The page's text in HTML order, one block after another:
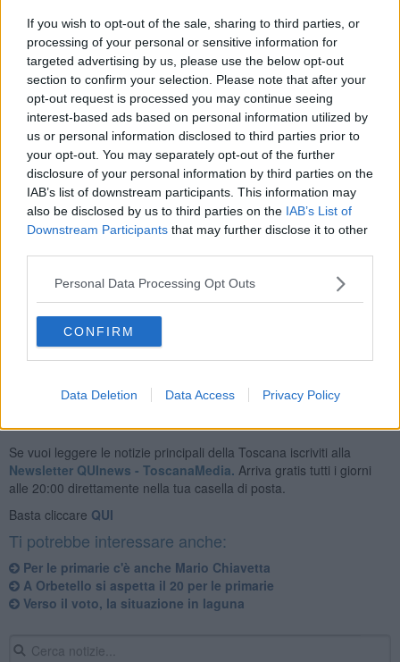
If you wish to opt-out of the sale, sharing to third parties, or
processing of your personal or sensitive information for
targeted advertising by us, please use the below opt-out
section to confirm your selection. Please note that after your
opt-out request is processed you may continue seeing
interest-based ads based on personal information utilized by
us or personal information disclosed to third parties prior to
your opt-out. You may separately opt-out of the further
disclosure of your personal information by third parties on the
IAB’s list of downstream participants. This information may
also be disclosed by us to third parties on the IAB’s List of
Downstream Participants that may further disclose it to other
Personal Data Processing Opt Outs
CONFIRM
Data Deletion Data Access Privacy Policy
ORBETELLO —Lalista a 5 Stelledi Orbetello si va delineando e
entro la metà del mese di marzo dovrebbe essere avviato il
processo di certificazione da parte del direttivo nazionale del
Movimento di Beppe Grillo.
Dopo l'incontro pubblico di sabato 5 marzo all'auditorium comunale
per raccogliere le segnalazioni dei cittadini, il candidato a sindaco
Alfredo Velascoha già una buona base di idee su cui lavorare per
stilare un programma elettorale ad hoc.
La campagna proseguirà conincontri nelle frazioni, un passaggio
fondamentale per radicare il meetup alla sua prima esperienza con
le amministrative.
Se vuoi leggere le notizie principali della Toscana iscriviti alla
Newsletter QUInews - ToscanaMedia. Arriva gratis tutti i giorni
alle 20:00 direttamente nella tua casella di posta.
Basta cliccare QUI
Ti potrebbe interessare anche:
Per le primarie c'è anche Mario Chiavetta
A Orbetello si aspetta il 20 per le primarie
Verso il voto, la situazione in laguna